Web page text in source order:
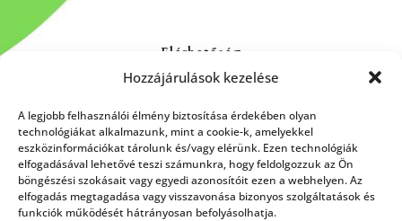
Hozzájárulások kezelése
A legjobb felhasználói élmény biztosítása érdekében olyan
technológiákat alkalmazunk, mint a cookie-k, amelyekkel
eszközinformációkat tárolunk és/vagy elérünk. Ezen technológiák
elfogadásával lehetővé teszi számunkra, hogy feldolgozzuk az Ön
böngészési szokásait vagy egyedi azonosítóit ezen a webhelyen. Az
elfogadás megtagadása vagy visszavonása bizonyos szolgáltatások és
funkciók működését hátrányosan befolyásolhatja.
Elérhetőség
Kapcsolat
Rólunk
HÍRLEVÉL FELIRATKOZÁS